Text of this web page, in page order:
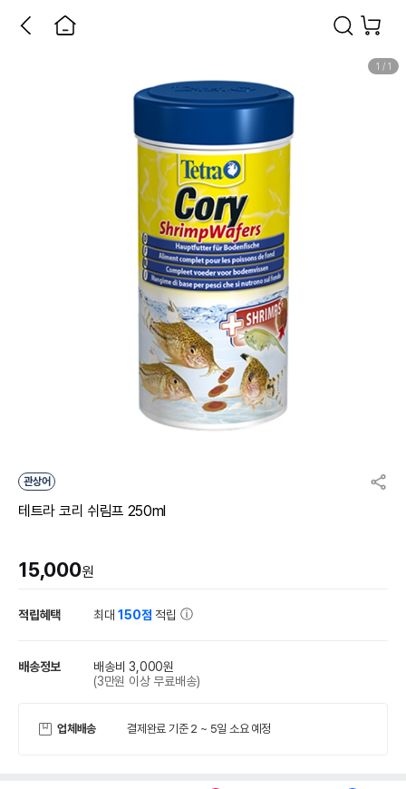
1 / 1
관상어
테트라 코리 쉬림프 250ml
15,000원
적립혜택 최대150점 적립
배송정보
배송비 3,000원
(3만원 이상 무료배송)
업체배송 결제완료 기준 2 ~ 5일 소요 예정